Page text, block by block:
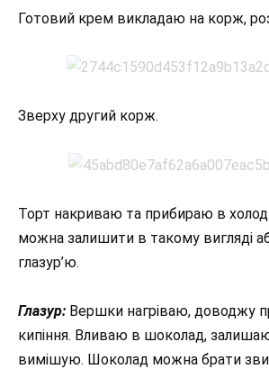
Готовий крем викладаю на корж,
Зверху другий корж.
Торт накриваю та прибираю в
можна залишити в такому вигляді
глазур’ю.
Глазур: Вершки нагріваю, доводжу
кипіння. Вливаю в шоколад,
вимішую. Шоколад можна брати